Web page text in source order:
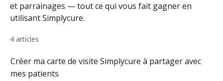
et parrainages — tout ce qui vous fait gagner en
utilisant Simplycure.
4 articles
Créer ma carte de visite Simplycure à partager avec
mes patients